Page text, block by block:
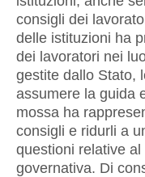
consigli dei
delle istituzioni ha
dei lavoratori nei
gestite dallo Stato,
assumere la guida
mossa ha
consigli e ridurli a
questioni relative
governativa. Di